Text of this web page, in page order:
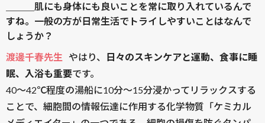
＿＿＿肌にも身体にも良いことを常に取り入れているんで
すね。一般の方が日常生活でトライしやすいことはなんで
しょうか？
渡邊千春先生
やはり、
日々のスキンケアと運動、食事に睡
眠、入浴も重要です。
40～42℃程度の湯船に10分～15分浸かってリラックスする
ことで、細胞間の情報伝達に作用する化学物質「ケミカル